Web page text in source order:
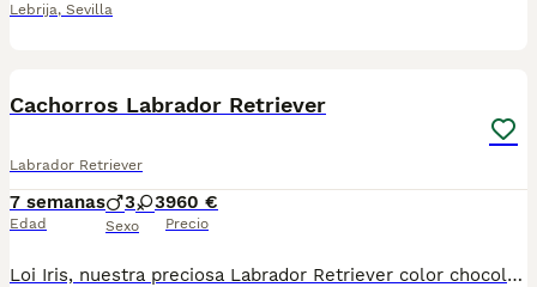
Lebrija, Sevilla
Cachorros Labrador Retriever
Labrador Retriever
7 semanas
Edad
3 3
Sexo
960 €
Precio
Loi Iris, nuestra preciosa Labrador Retriever color chocolate, presenta su camada de 6 magníficos cachorros. Nos complace anunciar que Loi Iris ha tenido una camada de 6 cachorros Labrador Retriever color chocolate, compuesta por: 🐾 3 hembras y 🐾 3 machos Los cachorros están creciendo en un entorno familiar, recibiendo los mejores cuidados, atención y socialización desde sus primeros días de vida. Se entregarán a partir de la edad adecuada con: vacunación correspondiente a su edad, despatasitación interna y externa y revisión veterinaria completa Los Labradores Retriever son conocidos por su excelente carácter, inteligencia, nobleza y gran capacidad de adaptación, siendo compañeros ideales para familias, niños y actividades al aire libre. Debido a que los cachorros son todavía muy pequeños, las fotografías publicadas corresponden a camadas anteriores de Loi Iris. En cuanto los cachorros actuales tengan unas semanas más, iremos incorporando fotografías actualizadas. Mientras tanto, si necesita más fotografías, vídeos o cualquier información adicional, estaremos encantados de enviárselos de forma privada. Para más información o para reservar uno de los cachorros, no dude en ponerse en contacto con nosotros. Seriedad, responsabilidad y bienestar animal garantizados.